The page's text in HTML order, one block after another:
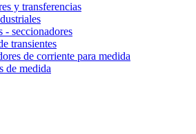
y transferencias
- seccionadores
transientes
de corriente para medida
de medida